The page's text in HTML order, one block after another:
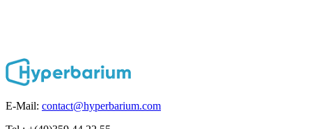
E-Mail: contact@hyperbarium.com